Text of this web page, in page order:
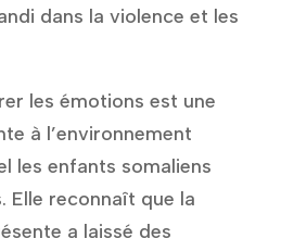
dans la violence et les
les émotions est une
à l’environnement
les enfants somaliens
Elle reconnaît que la
a laissé des